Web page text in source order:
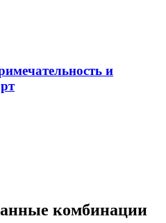
и
комбинации